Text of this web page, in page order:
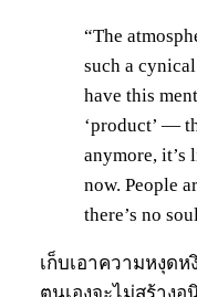
“The
such a
have this
‘product’ —
anymore, it’s
now. People
there’s no
เก็บเอาความหงุด